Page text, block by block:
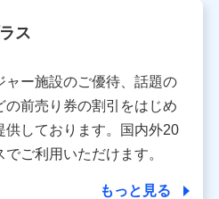
要な範囲内において個人情報
部を委託する場合がありま
との間で、以下のとおり個
。
ス
ャー施設のご優待、話題の
の前売り券の割引をはじめ
供しております。国内外20
ご利用いただけます。
もっと見る